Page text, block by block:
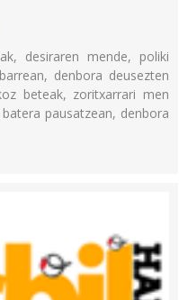
desiraren mende, poliki
denbora deusezten
beteak, zoritxarrari men
pausatzean, denbora